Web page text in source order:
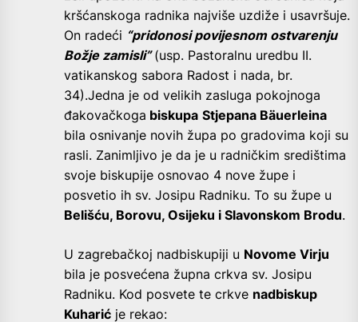
kršćanskoga radnika najviše uzdiže i usavršuje.
On radeći “pridonosi povijesnom ostvarenju
Božje zamisli” (usp. Pastoralnu uredbu II.
vatikanskog sabora Radost i nada, br.
34).Jedna je od velikih zasluga pokojnoga
đakovačkoga biskupa Stjepana Bäuerleina
bila osnivanje novih župa po gradovima koji su
rasli. Zanimljivo je da je u radničkim središtima
svoje biskupije osnovao 4 nove župe i
posvetio ih sv. Josipu Radniku. To su župe u
Belišću, Borovu, Osijeku i Slavonskom Brodu.
U zagrebačkoj nadbiskupiji u Novome Virju
bila je posvećena župna crkva sv. Josipu
Radniku. Kod posvete te crkve nadbiskup
Kuharić je rekao: